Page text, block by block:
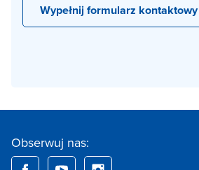
Wypełnij formularz kontaktowy
Obserwuj nas: